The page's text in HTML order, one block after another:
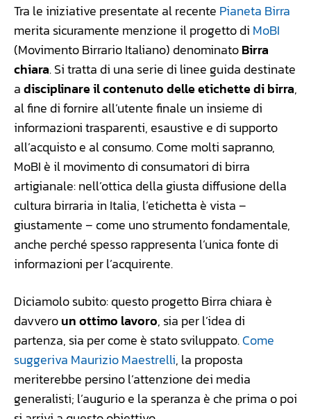
Tra le iniziative presentate al recente Pianeta Birra
merita sicuramente menzione il progetto di MoBI
(Movimento Birrario Italiano) denominatoBirra
chiara. Si tratta di una serie di linee guida destinate
adisciplinare il contenuto delle etichette di birra,
al fine di fornire all’utente finale un insieme di
informazioni trasparenti, esaustive e di supporto
all’acquisto e al consumo. Come molti sapranno,
MoBI è il movimento di consumatori di birra
artigianale: nell’ottica della giusta diffusione della
cultura birraria in Italia, l’etichetta è vista –
giustamente – come uno strumento fondamentale,
anche perché spesso rappresenta l’unica fonte di
informazioni per l’acquirente.
Diciamolo subito: questo progetto Birra chiara è
davveroun ottimo lavoro, sia per l’idea di
partenza, sia per come è stato sviluppato.Come
suggeriva Maurizio Maestrelli, la proposta
meriterebbe persino l’attenzione dei media
generalisti; l’augurio e la speranza è che prima o poi